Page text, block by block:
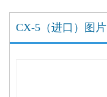
CX-5（进口）图片